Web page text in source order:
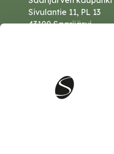
Sivulantie 11, PL 13
43100 Saarijärvi